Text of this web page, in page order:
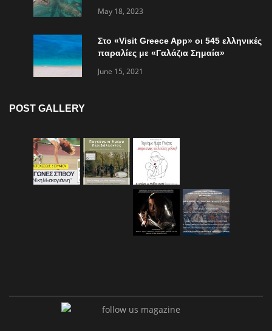
May 18, 2023
Στο «Visit Greece App» οι 545 ελληνικές
παραλίες με «Γαλάζια Σημαία»
June 15, 2021
POST GALLERY